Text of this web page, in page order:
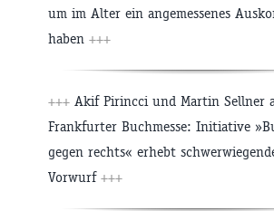
um im Alter ein angemessenes
haben +++
+++ Akif Pirincci und Martin Sellner
Frankfurter Buchmesse: Initiative
gegen rechts« erhebt
Vorwurf +++